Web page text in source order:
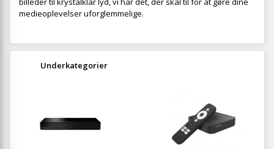
medieoplevelser uforglemmelige.
Underkategorier